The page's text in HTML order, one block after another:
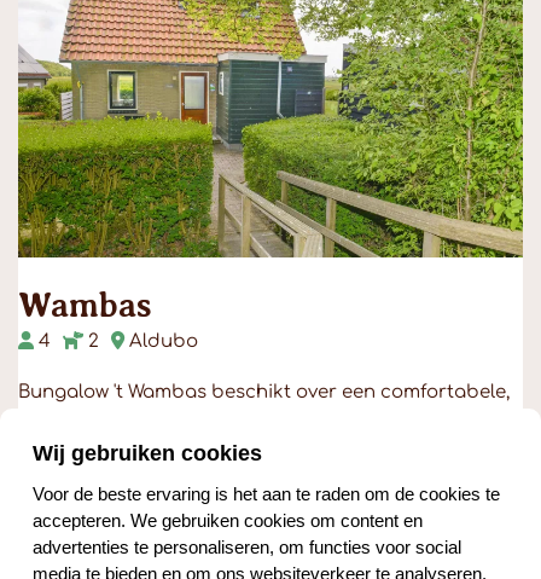
Wij gebruiken cookies
Voor de beste ervaring is het aan te raden om de cookies te
accepteren. We gebruiken cookies om content en
advertenties te personaliseren, om functies voor social
media te bieden en om ons websiteverkeer te analyseren.
Wambas
4 2 Aldubo
Bungalow 't Wambas beschikt over een comfortabele,
Ansehen
Verfügbarkeit